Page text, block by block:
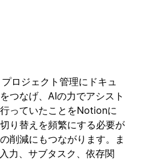
ロジェクト管理にドキュ
つなげ、AIの力でアシスト
っていたことをNotionに
り替えを頻繁にする必要が
削減にもつながります。ま
力、サブタスク、依存関